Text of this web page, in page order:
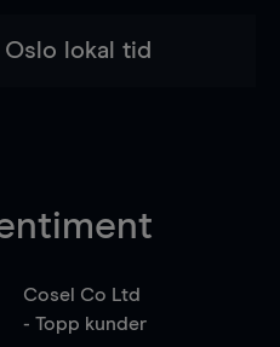
lokal tid
Cosel Co Ltd
- Topp kunder